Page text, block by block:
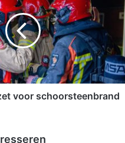
voor schoorsteenbrand